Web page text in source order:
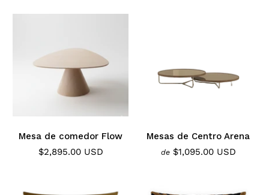
Mesa de comedor Flow
$2,895.00 USD
Mesas de Centro Arena
de $1,095.00 USD